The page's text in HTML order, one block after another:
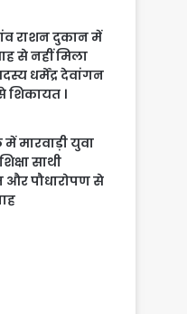
राशन दुकान में
से नहीं मिला
धर्मेंद्र देवांगन
।
में मारवाड़ी युवा
साथी
और पौधारोपण से